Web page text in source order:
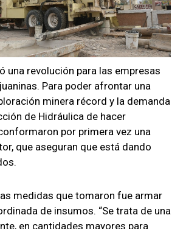
una revolución para las empresas
Para poder afrontar una
minera récord y la demanda
de Hidráulica de hacer
por primera vez una
que aseguran que está dando
medidas que tomaron fue armar
de insumos. “Se trata de una
en cantidades mayores para